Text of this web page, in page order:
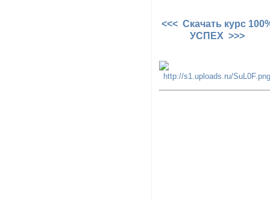
<<< Скачать курс
УСПЕХ >>>